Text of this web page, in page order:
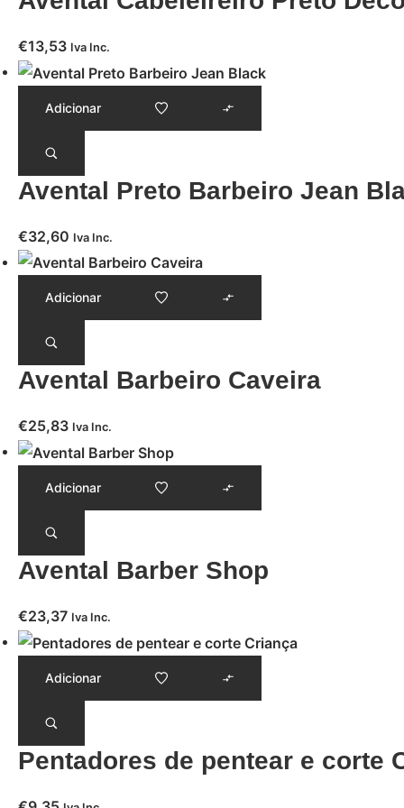
€13,53 Iva Inc.
Adicionar
Avental Preto Barbeiro Jean
€32,60 Iva Inc.
Adicionar
Avental Barbeiro Caveira
€25,83 Iva Inc.
Adicionar
Avental Barber Shop
€23,37 Iva Inc.
Adicionar
Pentadores de pentear e corte